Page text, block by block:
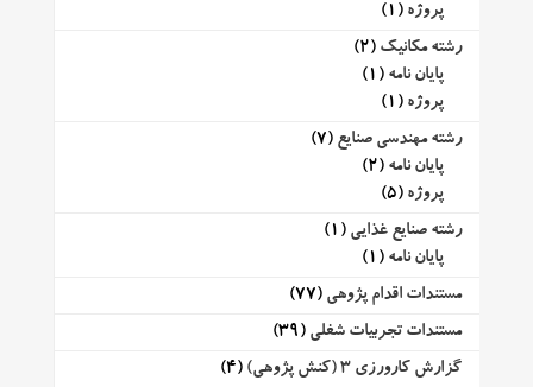
پروژه (1)
رشته مکانیک (2)
پایان نامه (1)
پروژه (1)
رشته مهندسی صنایع (7)
پایان نامه (2)
پروژه (5)
رشته صنایع غذایی (1)
پایان نامه (1)
مستندات اقدام پژوهی (77)
مستندات تجربیات شغلی (39)
گزارش کارورزی 3 (کنش پژوهی)
(4)